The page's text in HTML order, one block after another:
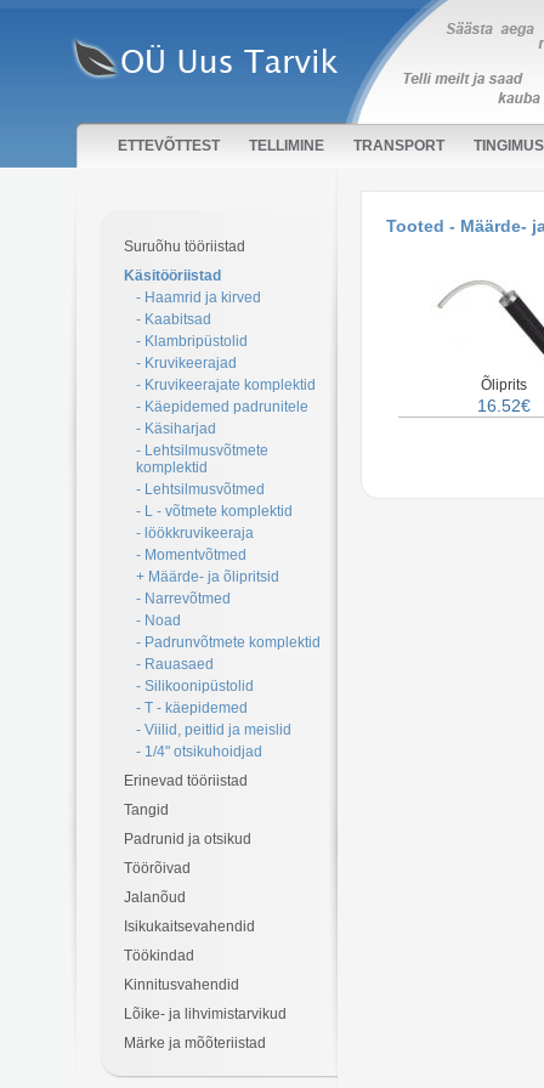
ETTEVÕTTEST TELLIMINE TRANSPORT
Suruõhu tööriistad
Käsitööriistad
- Haamrid ja kirved
- Kaabitsad
- Klambripüstolid
- Kruvikeerajad
- Kruvikeerajate komplektid
- Käepidemed padrunitele
- Käsiharjad
- Lehtsilmusvõtmete
komplektid
- Lehtsilmusvõtmed
- L - võtmete komplektid
- löökkruvikeeraja
- Momentvõtmed
+ Määrde- ja õlipritsid
- Narrevõtmed
- Noad
- Padrunvõtmete komplektid
- Rauasaed
- Silikoonipüstolid
- T - käepidemed
- Viilid, peitlid ja meislid
- 1/4" otsikuhoidjad
Erinevad tööriistad
Tangid
Padrunid ja otsikud
Töörõivad
Jalanõud
Isikukaitsevahendid
Töökindad
Kinnitusvahendid
Lõike- ja lihvimistarvikud
Märke ja mõõteriistad
Tooted - Määrde-
Õliprits
16.52€